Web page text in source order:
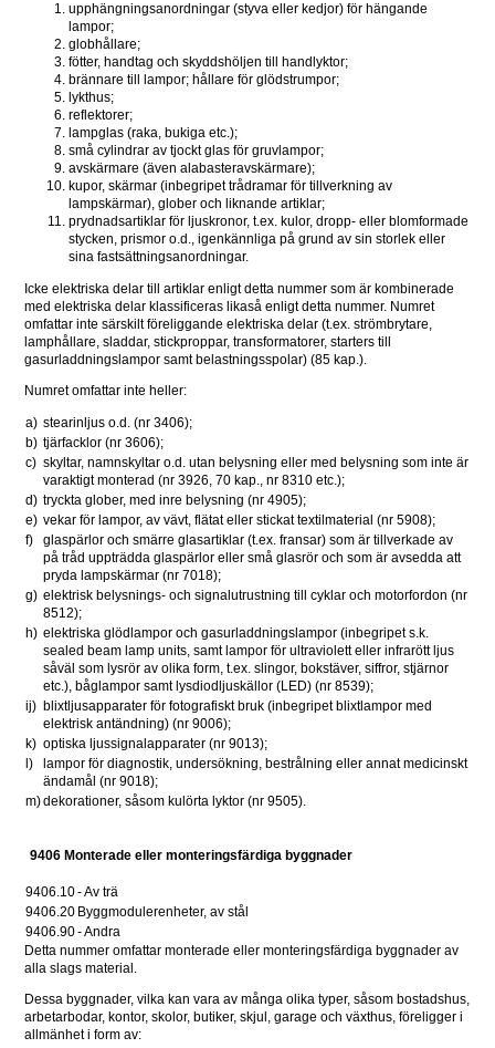
upphängningsanordningar (styva eller kedjor) för hängande
lampor;
globhållare;
fötter, handtag och skyddshöljen till handlyktor;
brännare till lampor; hållare för glödstrumpor;
lykthus;
reflektorer;
lampglas (raka, bukiga etc.);
små cylindrar av tjockt glas för gruvlampor;
avskärmare (även alabasteravskärmare);
kupor, skärmar (inbegripet trådramar för tillverkning av
lampskärmar), glober och liknande artiklar;
prydnadsartiklar för ljuskronor, t.ex. kulor, dropp- eller blomformade
stycken, prismor o.d., igenkännliga på grund av sin storlek eller
sina fastsättningsanordningar.
Icke elektriska delar till artiklar enligt detta nummer som är kombinerade
med elektriska delar klassificeras likaså enligt detta nummer. Numret
omfattar inte särskilt föreliggande elektriska delar (t.ex. strömbrytare,
lamphållare, sladdar, stickproppar, transformatorer, starters till
gasurladdningslampor samt belastningsspolar) (85 kap.).
Numret omfattar inte heller:
a) stearinljus o.d. (nr 3406);
b) tjärfacklor (nr 3606);
c) skyltar, namnskyltar o.d. utan belysning eller med belysning som inte är
varaktigt monterad (nr 3926, 70 kap., nr 8310 etc.);
d) tryckta glober, med inre belysning (nr 4905);
e) vekar för lampor, av vävt, flätat eller stickat textilmaterial (nr 5908);
f)
glaspärlor och smärre glasartiklar (t.ex. fransar) som är tillverkade av
på tråd uppträdda glaspärlor eller små glasrör och som är avsedda att
pryda lampskärmar (nr 7018);
g) elektrisk belysnings- och signalutrustning till cyklar och motorfordon (nr
8512);
h) elektriska glödlampor och gasurladdningslampor (inbegripet s.k.
sealed beam lamp units, samt lampor för ultraviolett eller infrarött ljus
såväl som lysrör av olika form, t.ex. slingor, bokstäver, siffror, stjärnor
etc.), båglampor samt lysdiodljuskällor (LED) (nr 8539);
ij) blixtljusapparater för fotografiskt bruk (inbegripet blixtlampor med
elektrisk antändning) (nr 9006);
k) optiska ljussignalapparater (nr 9013);
l)
lampor för diagnostik, undersökning, bestrålning eller annat medicinskt
ändamål (nr 9018);
m)dekorationer, såsom kulörta lyktor (nr 9505).
9406 Monterade eller monteringsfärdiga byggnader
9406.10- Av trä
9406.20 Byggmodulerenheter, av stål
9406.90- Andra
Detta nummer omfattar monterade eller monteringsfärdiga byggnader av
alla slags material.
Dessa byggnader, vilka kan vara av många olika typer, såsom bostadshus,
arbetarbodar, kontor, skolor, butiker, skjul, garage och växthus, föreligger i
allmänhet i form av: